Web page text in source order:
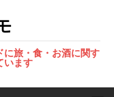
に旅・食・お酒に関す
います